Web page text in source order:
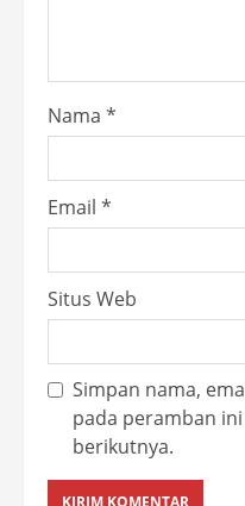
Nama *
Email *
Situs Web
Simpan nama,
pada peramban
berikutnya.